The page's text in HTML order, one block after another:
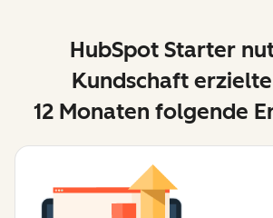
HubSpot Starter
Kundschaft
12 Monaten folgende